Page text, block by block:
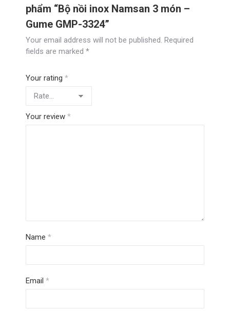
phẩm “Bộ nồi inox Namsan 3 món –
Gume GMP-3324”
Your email address will not be published. Required
fields are marked *
Your rating *
Your review *
Name *
Email *